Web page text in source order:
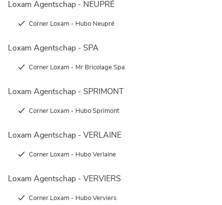
Loxam Agentschap - NEUPRÉ
Corner Loxam - Hubo Neupré
Loxam Agentschap - SPA
Corner Loxam - Mr Bricolage Spa
Loxam Agentschap - SPRIMONT
Corner Loxam - Hubo Sprimont
Loxam Agentschap - VERLAINE
Corner Loxam - Hubo Verlaine
Loxam Agentschap - VERVIERS
Corner Loxam - Hubo Verviers